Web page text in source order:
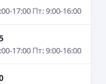
17:00 Пт: 9:00-16:00
17:00 Пт: 9:00-16:00